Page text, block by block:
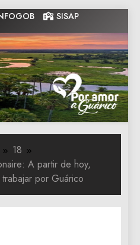
SISAP
Gobernacion
de Guarico
Gobernacion de Guarico
18
A partir de hoy,
por Guárico